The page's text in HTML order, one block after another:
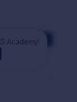
Academy!
Comentarios